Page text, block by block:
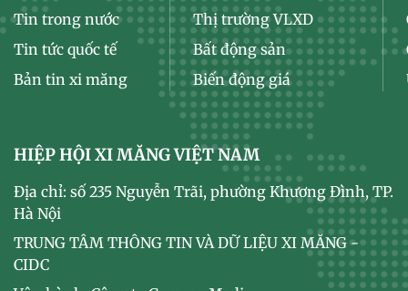
Tin trong nước
Tin tức quốc tế
Bản tin xi măng
Thị trường VLXD
Bất động sản
Biến động giá
HIỆP HỘI XI MĂNG VIỆT NAM
Địa chỉ: số 235 Nguyễn Trãi, phường Khương Đình, TP.
Hà Nội
TRUNG TÂM THÔNG TIN VÀ DỮ LIỆU XI MĂNG -
CIDC